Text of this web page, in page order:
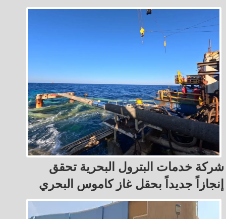
شركة خدمات البترول البحرية تحقق
إنجازاً جديداً بحقل غاز كاموس البحري